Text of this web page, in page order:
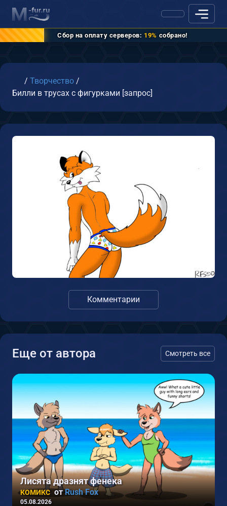
Сбор на оплату серверов: 19% собрано!
Главная
/ Творчество /
Билли в трусах c фигурками [запрос]
Комментарии
Еще от автора Смотреть все
Лисята дразнят фенека
КОМИКС отRush Fox
05.08.2026